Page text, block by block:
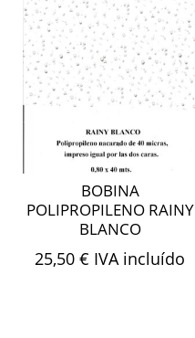
BOBINA
POLIPROPILENO RAINY
BLANCO
25,50€ IVA incluído